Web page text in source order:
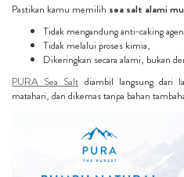
Pastikan kamu memilih sea salt alami
Tidak mengandung anti-caking
Tidak melalui proses kimia,
Dikeringkan secara alami, bukan
PURA Sea Salt diambil langsung dari
matahari, dan dikemas tanpa bahan